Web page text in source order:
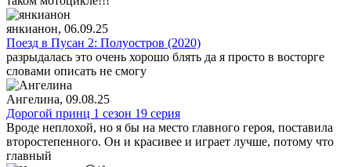
янкианон, 06.09.25
Поезд в Пусан 2: Полуостров (2020)
разрыдалась это очень хорошо блять да я просто в восторге
словами описать не смогу
Ангелина, 09.08.25
Дорогой принц 1 сезон 19 серия
Вроде неплохой, но я бы на место главного героя, поставила
второстепенного. Он и красивее и играет лучше, потому что
главный